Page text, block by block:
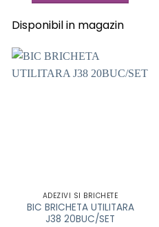
Disponibil in magazin
ADEZIVI SI BRICHETE
BIC BRICHETA UTILITARA
J38 20BUC/SET